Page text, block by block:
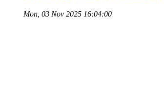
Mon, 03 Nov 2025 16:04:00